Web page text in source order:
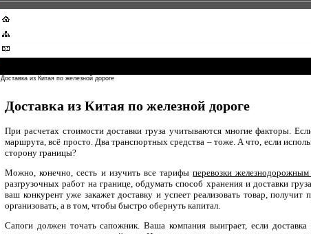
Доставка из Китая по железной дороге
Доставка из Китая по железной дороге
При расчетах стоимости доставки груза учитываются многие факторы.
маршрута, всё просто. Два транспортных средства – тоже. А что, если
сторону границы?
Можно, конечно, сесть и изучить все тарифыперевозки
разгрузочных работ на границе, обдумать способ хранения и доставки
ваш конкурент уже закажет доставку и успеет реализовать товар,
организовать, а в том, чтобы быстро обернуть капитал.
Сапоги должен точать сапожник. Ваша компания выиграет, если